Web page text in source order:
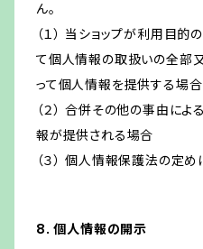
ん。
（１） 当ショップが利用目
て個人情報の取扱いの全部
って個人情報を提供する場合
（２） 合併その他の事由に
報が提供される場合
（３） 個人情報保護法の定
8. 個人情報の開示